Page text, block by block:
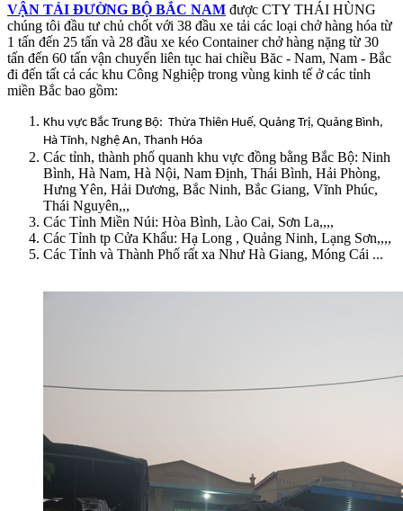
VẬN TẢI ĐƯỜNG BỘ BẮC NAM được CTY THÁI HÙNG
chúng tôi đầu tư chủ chốt với 38 đầu xe tải các loại chở hàng hóa từ
1 tấn đến 25 tấn và 28 đầu xe kéo Container chở hàng nặng từ 30
tấn đến 60 tấn vận chuyển liên tục hai chiều Băc - Nam, Nam - Bắc
đi đến tất cả các khu Công Nghiệp trong vùng kinh tế ở các tỉnh
miền Bắc bao gồm:
Khu vực Bắc Trung Bộ: Thừa Thiên Huế, Quảng Trị, Quảng Bình,
Hà Tĩnh, Nghệ An, Thanh Hóa
Các tỉnh, thành phố quanh khu vực đồng bằng Bắc Bộ: Ninh
Bình, Hà Nam, Hà Nội, Nam Định, Thái Bình, Hải Phòng,
Hưng Yên, Hải Dương, Bắc Ninh, Bắc Giang, Vĩnh Phúc,
Thái Nguyên,,,
Các Tỉnh Miền Núi: Hòa Bình, Lào Cai, Sơn La,,,,
Các Tỉnh tp Cửa Khẩu: Hạ Long , Quảng Ninh, Lạng Sơn,,,,
Các Tỉnh và Thành Phố rất xa Như Hà Giang, Móng Cái ...